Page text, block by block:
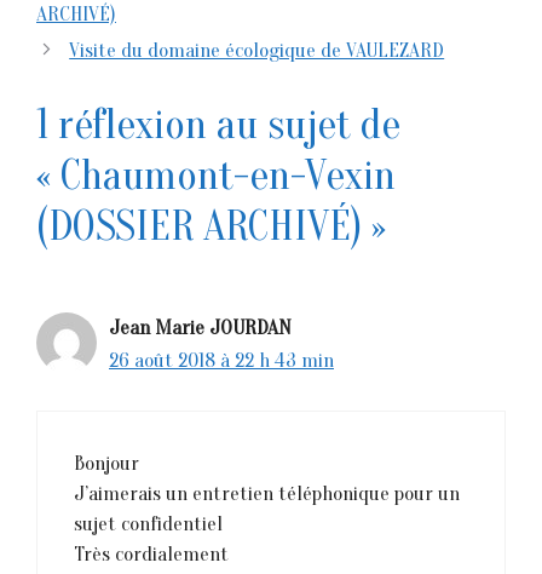
ARCHIVÉ)
Visite du domaine écologique de VAULEZARD
1 réflexion au sujet de
« Chaumont-en-Vexin
(DOSSIER ARCHIVÉ) »
Jean Marie JOURDAN
26 août 2018 à 22 h 43 min
Bonjour
J’aimerais un entretien téléphonique pour un
sujet confidentiel
Très cordialement